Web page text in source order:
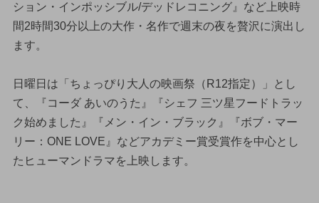
ション・インポッシブル/デッドレコニング』など上映時
間2時間30分以上の大作・名作で週末の夜を贅沢に演出し
ます。
日曜日は「ちょっぴり大人の映画祭（R12指定）」とし
て、『コーダ あいのうた』『シェフ 三ツ星フードトラッ
ク始めました』『メン・イン・ブラック』『ボブ・マー
リー：ONE LOVE』などアカデミー賞受賞作を中心とし
たヒューマンドラマを上映します。